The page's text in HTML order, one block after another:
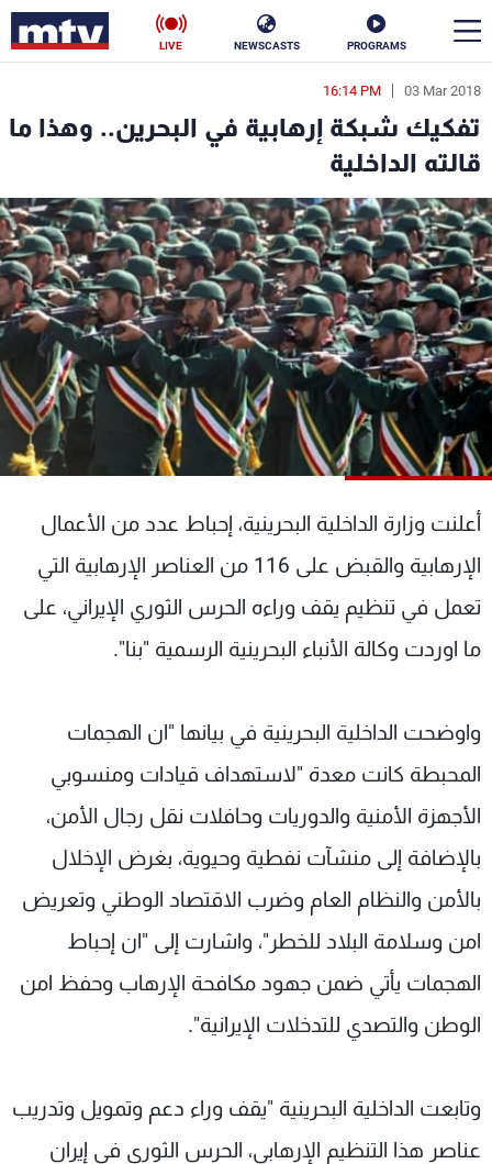
PROGRAMS
NEWSCASTS
LIVE
03 Mar 2018
16:14 PM
تفكيك شبكة إرهابية في البحرين.. وهذا ما
قالته الداخلية
أعلنت وزارة الداخلية البحرينية، إحباط عدد من الأعمال
الإرهابية والقبض على 116 من العناصر الإرهابية التي
تعمل في تنظيم يقف وراءه الحرس الثوري الإيراني، على
ما اوردت وكالة الأنباء البحرينية الرسمية "بنا".
واوضحت الداخلية البحرينية في بيانها "ان الهجمات
المحبطة كانت معدة "لاستهداف قيادات ومنسوبي
الأجهزة الأمنية والدوريات وحافلات نقل رجال الأمن،
بالإضافة إلى منشآت نفطية وحيوية، بغرض الإخلال
بالأمن والنظام العام وضرب الاقتصاد الوطني وتعريض
امن وسلامة البلاد للخطر"، واشارت إلى "ان إحباط
الهجمات يأتي ضمن جهود مكافحة الإرهاب وحفظ امن
الوطن والتصدي للتدخلات الإيرانية".
وتابعت الداخلية البحرينية "يقف وراء دعم وتمويل وتدريب
عناصر هذا التنظيم الإرهابي، الحرس الثوري في إيران
en
الأخبار
سياسة ناس
إقتصاد فن
منوعات رياضة
كأس العالم
البرامج
جدول البرامج
شاهد البرامج
عن MTV
الإنـتـاج
لاعلاناتكم
وظائف
تواصل معنا
شروط الإسـتخدام